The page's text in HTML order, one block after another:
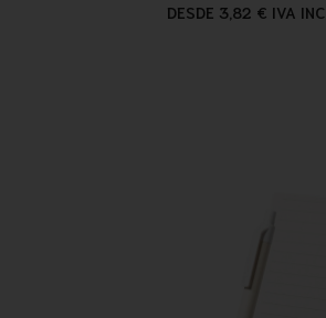
DESDE 3,82 € IVA INC.